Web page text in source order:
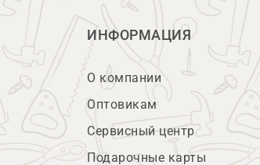
ИНФОРМАЦИЯ
О компании
Оптовикам
Сервисный центр
Подарочные карты